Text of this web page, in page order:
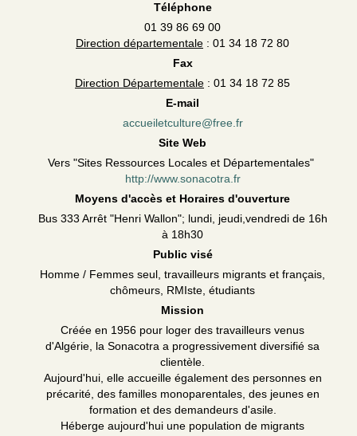
Téléphone
01 39 86 69 00
Direction départementale : 01 34 18 72 80
Fax
Direction Départementale : 01 34 18 72 85
E-mail
accueiletculture@free.fr
Site Web
Vers "Sites Ressources Locales et Départementales"
http://www.sonacotra.fr
Moyens d'accès et Horaires d'ouverture
Bus 333 Arrêt "Henri Wallon"; lundi, jeudi,vendredi de 16h
à 18h30
Public visé
Homme / Femmes seul, travailleurs migrants et français,
chômeurs, RMIste, étudiants
Mission
Créée en 1956 pour loger des travailleurs venus
d'Algérie, la Sonacotra a progressivement diversifié sa
clientèle.
Aujourd'hui, elle accueille également des personnes en
précarité, des familles monoparentales, des jeunes en
formation et des demandeurs d'asile.
Héberge aujourd'hui une population de migrants